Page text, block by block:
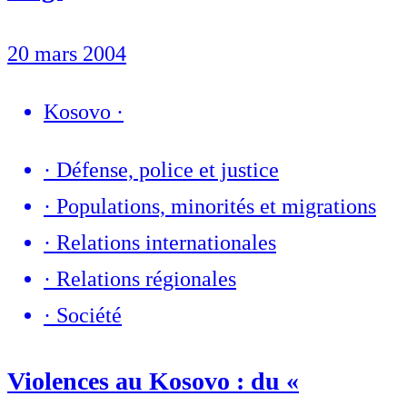
20 mars 2004
Kosovo ·
· Défense, police et justice
· Populations, minorités et migrations
· Relations internationales
· Relations régionales
· Société
Violences au Kosovo : du «